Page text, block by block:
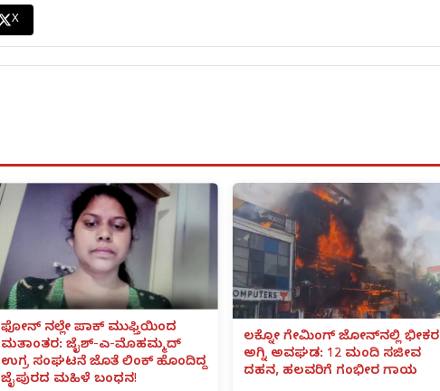
X
ಫೋನ್ ನಲ್ಲೇ ಪಾಕ್ ಮುಫ್ತಿಯಿಂದ
ಮತಾಂತರ: ಜೈಶ್-ಎ-ಮೊಹಮ್ಮದ್
ಉಗ್ರ ಸಂಘಟನೆ ಜೊತೆ ಲಿಂಕ್ ಹೊಂದಿದ್ದ
ಜೈಪುರದ ಮಹಿಳೆ ಬಂಧನ!
ಲಕ್ನೋ ಗೇಮಿಂಗ್ ಜೋನ್‌ನಲ್ಲಿ ಭೀಕರ
ಅಗ್ನಿ ಅವಘಡ: 12 ಮಂದಿ ಸಜೀವ
ದಹನ, ಹಲವರಿಗೆ ಗಂಭೀರ ಗಾಯ